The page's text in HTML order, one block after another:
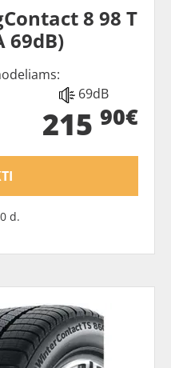
8 98 T
69dB)
69dB
215 90€
d.